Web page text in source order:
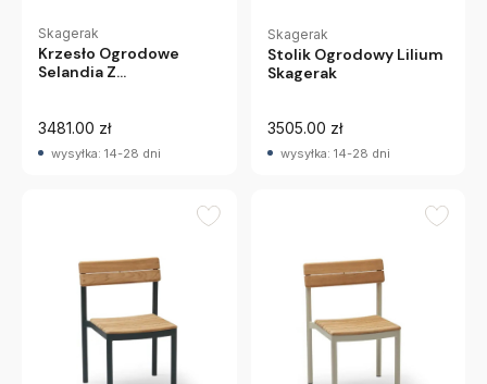
Skagerak
Krzesło Ogrodowe
Selandia Z
3481.00 zł
wysyłka: 14-28 dni
Skagerak
Stolik Ogrodowy Lilium
Skagerak
3505.00 zł
wysyłka: 14-28 dni